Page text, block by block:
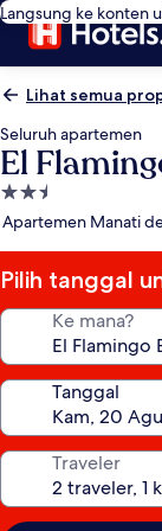
Langsung ke konten
Lihat semua
Seluruh apartemen
El
Properti
bintang
Apartemen Manati
Pilih tanggal
Ke mana?
Tanggal
Traveler